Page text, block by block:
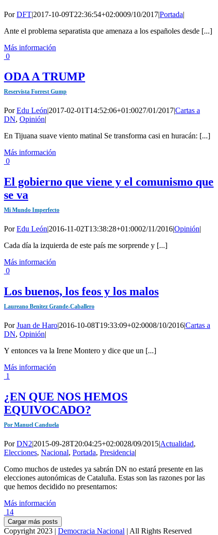
PorDFT|2017-10-09T22:36:54+02:0009/10/2017|Portada|
Ante el problema separatista que amenaza a los españoles desde [...]
Más información
0
ODA A TRUMP
Reservista Forrest Gump
PorEdu León|2017-02-01T14:52:06+01:0027/01/2017|Cartas a
DN, Opinión|
En Tijuana suave viento matinal Se transforma casi en huracán: [...]
Más información
0
El gobierno que viene y el comunismo que
se va
Mi Mundo Imperfecto
PorEdu León|2016-11-02T13:38:28+01:0002/11/2016|Opinión|
Cada día la izquierda de este país me sorprende y [...]
Más información
0
Los buenos, los feos y los malos
Laureano Benitez Grande-Caballero
PorJuan de Haro|2016-10-08T19:33:09+02:0008/10/2016|Cartas a
DN, Opinión|
Y entonces va la Irene Montero y dice que un [...]
Más información
1
¿EN QUE NOS HEMOS
EQUIVOCADO?
Por Manuel Canduela
PorDN2|2015-09-28T20:04:25+02:0028/09/2015|Actualidad,
Elecciones, Nacional, Portada, Presidencia|
Como muchos de ustedes ya sabrán DN no estará presente en las
elecciones autonómicas de Cataluña. Estas son las razones por las
que hemos decidido no presentarnos:
Más información
14
Cargar más posts
Copyright 2023 | Democracia Nacional | All Rights Reserved